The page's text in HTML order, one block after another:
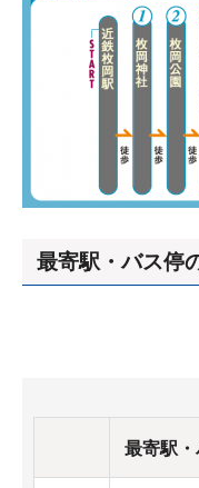
最寄駅・バス停
最寄駅